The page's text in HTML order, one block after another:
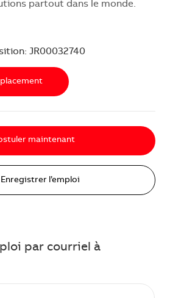
partout dans le monde.
JR00032740
maintenant
Enregistrer l’emploi
par courriel à